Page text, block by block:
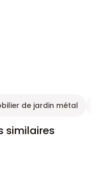
de jardin métal
similaires